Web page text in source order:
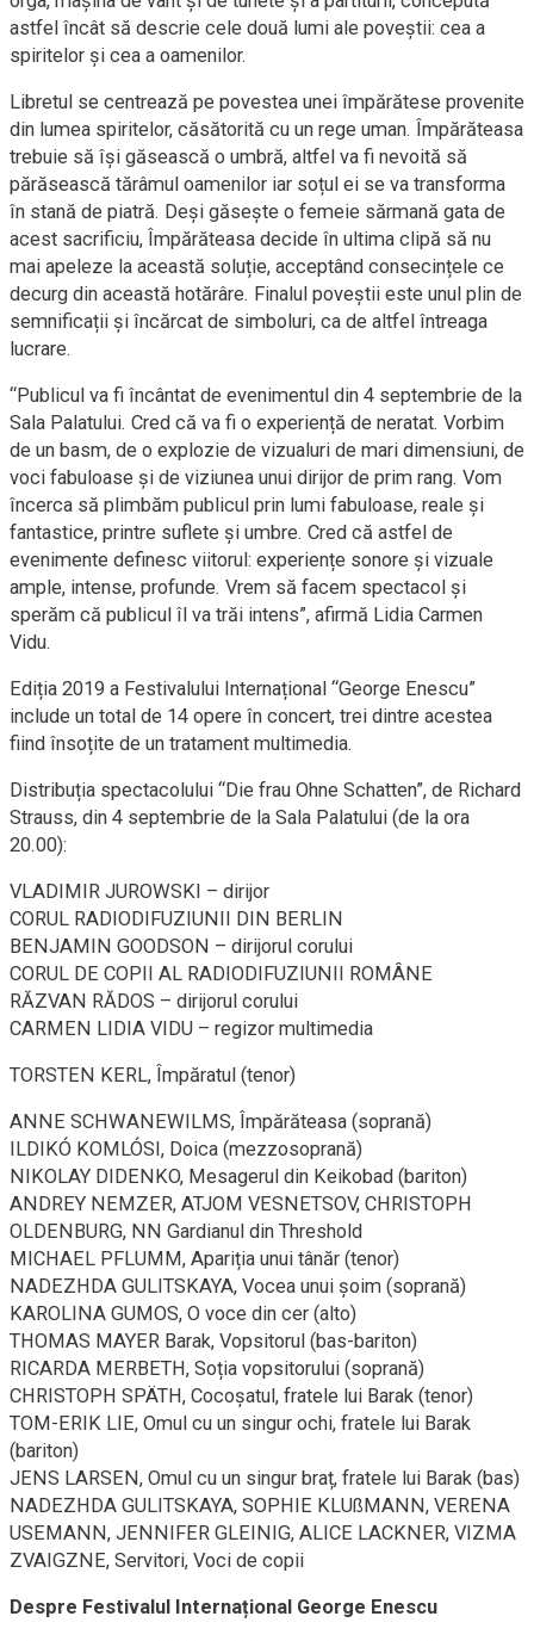
astfel încât să descrie cele două lumi ale poveștii: cea a
spiritelor și cea a oamenilor.
Libretul se centrează pe povestea unei împărătese provenite
din lumea spiritelor, căsătorită cu un rege uman. Împărăteasa
trebuie să își găsească o umbră, altfel va fi nevoită să
părăsească tărâmul oamenilor iar soțul ei se va transforma
în stană de piatră. Deși găsește o femeie sărmană gata de
acest sacrificiu, Împărăteasa decide în ultima clipă să nu
mai apeleze la această soluție, acceptând consecințele ce
decurg din această hotărâre. Finalul poveștii este unul plin de
semnificații și încărcat de simboluri, ca de altfel întreaga
lucrare.
“Publicul va fi încântat de evenimentul din 4 septembrie de la
Sala Palatului. Cred că va fi o experiență de neratat. Vorbim
de un basm, de o explozie de vizualuri de mari dimensiuni, de
voci fabuloase și de viziunea unui dirijor de prim rang. Vom
încerca să plimbăm publicul prin lumi fabuloase, reale și
fantastice, printre suflete și umbre. Cred că astfel de
evenimente definesc viitorul: experiențe sonore și vizuale
ample, intense, profunde. Vrem să facem spectacol și
sperăm că publicul îl va trăi intens”, afirmă Lidia Carmen
Vidu.
Ediția 2019 a Festivalului Internațional “George Enescu”
include un total de 14 opere în concert, trei dintre acestea
fiind însoțite de un tratament multimedia.
Distribuția spectacolului “Die frau Ohne Schatten”, de Richard
Strauss, din 4 septembrie de la Sala Palatului (de la ora
20.00):
VLADIMIR JUROWSKI – dirijor
CORUL RADIODIFUZIUNII DIN BERLIN
BENJAMIN GOODSON – dirijorul corului
CORUL DE COPII AL RADIODIFUZIUNII ROMÂNE
RĂZVAN RĂDOS – dirijorul corului
CARMEN LIDIA VIDU – regizor multimedia
TORSTEN KERL, Împăratul (tenor)
ANNE SCHWANEWILMS, Împărăteasa (soprană)
ILDIKÓ KOMLÓSI, Doica (mezzosoprană)
NIKOLAY DIDENKO, Mesagerul din Keikobad (bariton)
ANDREY NEMZER, ATJOM VESNETSOV, CHRISTOPH
OLDENBURG, NN Gardianul din Threshold
MICHAEL PFLUMM, Apariția unui tânăr (tenor)
NADEZHDA GULITSKAYA, Vocea unui șoim (soprană)
KAROLINA GUMOS, O voce din cer (alto)
THOMAS MAYER Barak, Vopsitorul (bas-bariton)
RICARDA MERBETH, Soția vopsitorului (soprană)
CHRISTOPH SPÄTH, Cocoșatul, fratele lui Barak (tenor)
TOM-ERIK LIE, Omul cu un singur ochi, fratele lui Barak
(bariton)
JENS LARSEN, Omul cu un singur braț, fratele lui Barak (bas)
NADEZHDA GULITSKAYA, SOPHIE KLUßMANN, VERENA
USEMANN, JENNIFER GLEINIG, ALICE LACKNER, VIZMA
ZVAIGZNE, Servitori, Voci de copii
Despre Festivalul Internațional George Enescu